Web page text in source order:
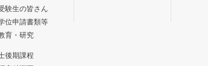
験生の皆さん
位申請書類等
育・研究
後期課程